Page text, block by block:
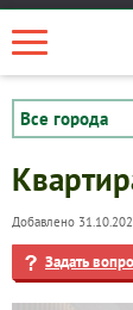
Добавлено
Задать